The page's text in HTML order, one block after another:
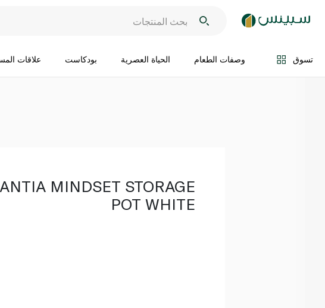
تسوق وصفات الطعام الحياة العصرية بودكاست علاقات
اضف الى السلة
MINDSET STORAGE
POT WHITE